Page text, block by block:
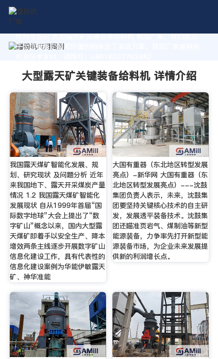
作为专业的 大型露天矿关键装备给料机 制造厂家，我们致力
于为您量身定制高价值的粉体加工系统方案。获取厂家直销报
大型露天矿关键装备给料机 详情介绍
我国露天煤矿智能化发展、规
划、研究现状 及问题分析 近年
来我国地下、露天开采煤炭产量
情况 1.2 我国露天煤矿智能化
发展现状 自从1999年首届“国
际数字地球”大会上提出了“数
字矿山”概念以来，国内大型露
天煤矿即着手以安全生产、降本
增效两条主线逐步开展数字矿山
信息化建设工作，具有代表性的
信息化建设案例为华能伊敏露天
矿、神华准能
大国有重器（东北地区转型发展
亮点）-新华网 大国有重器（东
北地区转型发展亮点）---沈鼓
集团负责人表示，未来，沈鼓集
团要坚持关键核心技术的自主研
发，发展透平装备技术。沈鼓集
团还瞄准页岩气、煤制油等新型
能源装备，力争率先打开新型能
源装备市场，为企业未来发展提
供新的利润增长点。